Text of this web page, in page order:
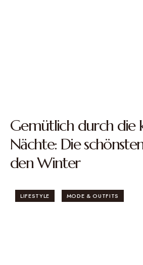
Gemütlich durch die
Nächte: Die
den Winter
LIFESTYLE MODE & OUTFITS